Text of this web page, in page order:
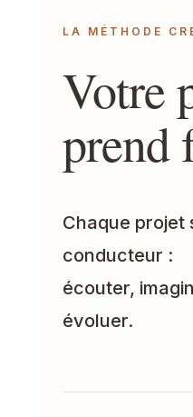
LA MÉTHODE
Votre
prend
Chaque projet
conducteur :
écouter,
évoluer.